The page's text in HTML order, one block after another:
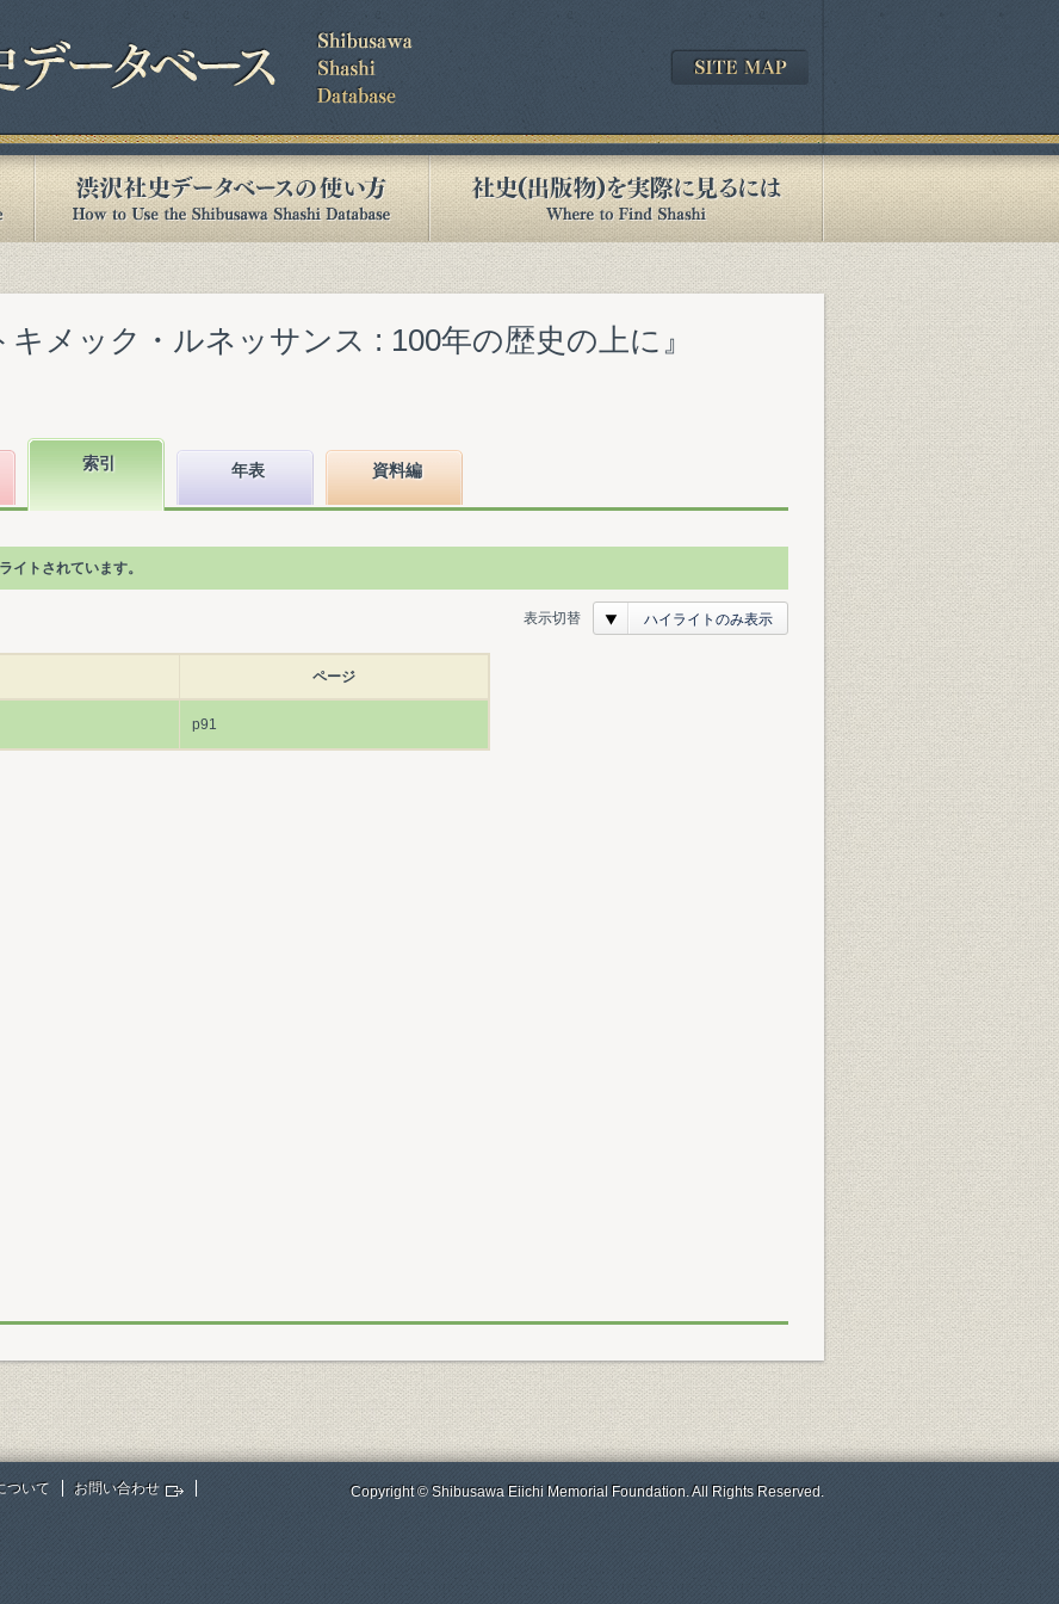
メック・ルネッサンス : 100年の歴史の上に』
索引 年表 資料編
イトされています。
表示切替 ハイライトのみ表示
ページ
p91
ついて お問い合わせ Copyright © Shibusawa Eiichi Memorial Foundation. All Rights Reserved.